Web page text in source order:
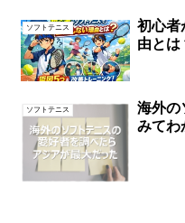
ソフトテニス
初心者
由とは
ソフトテニス
海外の
みてわ